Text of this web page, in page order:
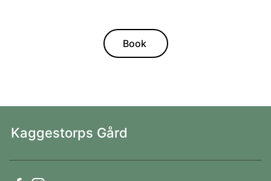
Book
Kaggestorps Gård